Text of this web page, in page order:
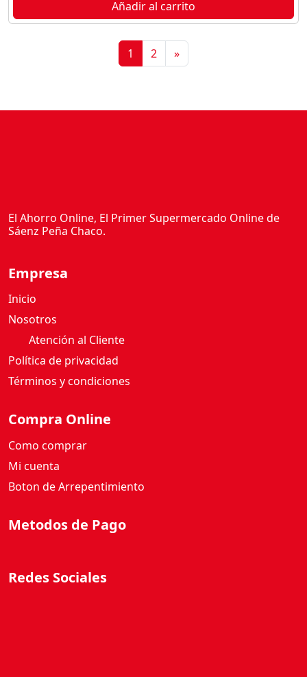
Añadir al carrito
1 2 »
El Ahorro Online, El Primer Supermercado Online de
Sáenz Peña Chaco.
Empresa
Inicio
Nosotros
Atención al Cliente
Política de privacidad
Términos y condiciones
Compra Online
Como comprar
Mi cuenta
Boton de Arrepentimiento
Metodos de Pago
Redes Sociales